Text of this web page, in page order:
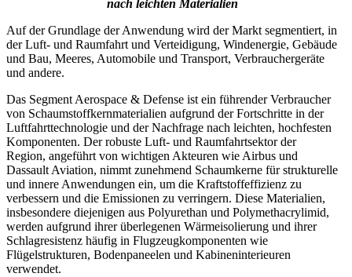
nach leichten Materialien
Auf der Grundlage der Anwendung wird der Markt segmentiert, in
der Luft- und Raumfahrt und Verteidigung, Windenergie, Gebäude
und Bau, Meeres, Automobile und Transport, Verbrauchergeräte
und andere.
Das Segment Aerospace & Defense ist ein führender Verbraucher
von Schaumstoffkernmaterialien aufgrund der Fortschritte in der
Luftfahrttechnologie und der Nachfrage nach leichten, hochfesten
Komponenten. Der robuste Luft- und Raumfahrtsektor der
Region, angeführt von wichtigen Akteuren wie Airbus und
Dassault Aviation, nimmt zunehmend Schaumkerne für strukturelle
und innere Anwendungen ein, um die Kraftstoffeffizienz zu
verbessern und die Emissionen zu verringern. Diese Materialien,
insbesondere diejenigen aus Polyurethan und Polymethacrylimid,
werden aufgrund ihrer überlegenen Wärmeisolierung und ihrer
Schlagresistenz häufig in Flugzeugkomponenten wie
Flügelstrukturen, Bodenpaneelen und Kabineninterieuren
verwendet.